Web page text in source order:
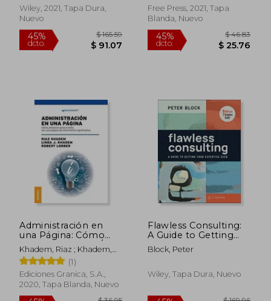
Wiley, 2021, Tapa Dura,
Nuevo
45%
dcto.
Free Press, 2021, Tapa
Blanda, Nuevo
45%
Administración en
una Página: Cómo
Alinearse Para el Éxito
con una Página de
Información
Significativa
Khadem, Riaz ; Khadem,
Linda ; Lorber, Robert
(1)
Ediciones Granica, S.A.,
2020, Tapa Blanda, Nuevo
Flawless Consulting:
A Guide to Getting
Your Expertise Used
(en Inglés)
Block, Peter
Wiley, Tapa Dura, Nuevo